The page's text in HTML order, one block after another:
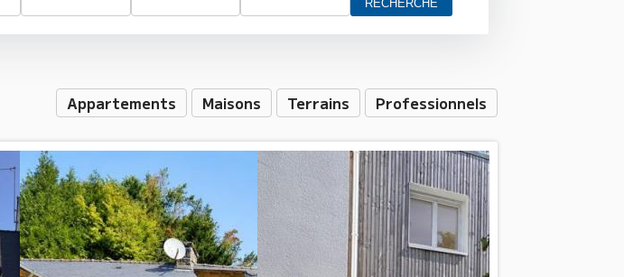
Appartements Maisons Terrains Professionnels